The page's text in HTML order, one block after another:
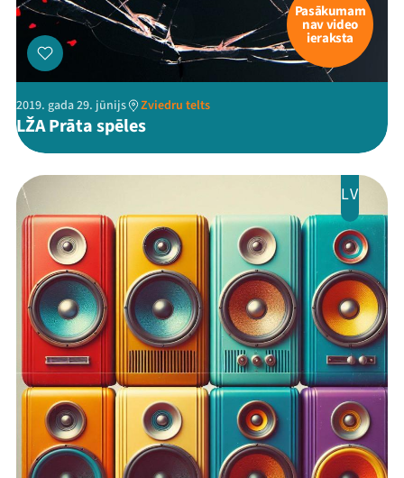
Pasākumam
nav video
ieraksta
2019. gada 29. jūnijs Zviedru telts
LŽA Prāta spēles
LV